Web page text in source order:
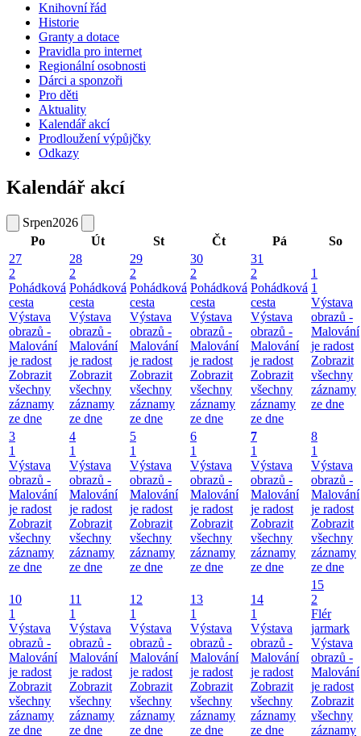
Knihovní řád
Historie
Granty a dotace
Pravidla pro internet
Regionální osobnosti
Dárci a sponzoři
Pro děti
Aktuality
Kalendář akcí
Prodloužení výpůjčky
Odkazy
Kalendář akcí
Srpen2026
Po
Út St Čt Pá
So
27
2
Pohádková
cesta
Výstava
obrazů -
Malování
je radost
Zobrazit
všechny
záznamy
ze dne
28
2
Pohádková
cesta
Výstava
obrazů -
Malování
je radost
Zobrazit
všechny
záznamy
ze dne
29
2
Pohádková
cesta
Výstava
obrazů -
Malování
je radost
Zobrazit
všechny
záznamy
ze dne
30
2
Pohádková
cesta
Výstava
obrazů -
Malování
je radost
Zobrazit
všechny
záznamy
ze dne
31
2
Pohádková
cesta
Výstava
obrazů -
Malování
je radost
Zobrazit
všechny
záznamy
ze dne
1
1
Výstava
obrazů -
Malování
je radost
Zobrazit
všechny
záznamy
ze dne
3
1
Výstava
obrazů -
Malování
je radost
Zobrazit
všechny
záznamy
ze dne
4
1
Výstava
obrazů -
Malování
je radost
Zobrazit
všechny
záznamy
ze dne
5
1
Výstava
obrazů -
Malování
je radost
Zobrazit
všechny
záznamy
ze dne
6
1
Výstava
obrazů -
Malování
je radost
Zobrazit
všechny
záznamy
ze dne
7
1
Výstava
obrazů -
Malování
je radost
Zobrazit
všechny
záznamy
ze dne
8
1
Výstava
obrazů -
Malování
je radost
Zobrazit
všechny
záznamy
ze dne
10
1
Výstava
obrazů -
Malování
je radost
Zobrazit
všechny
záznamy
ze dne
11
1
Výstava
obrazů -
Malování
je radost
Zobrazit
všechny
záznamy
ze dne
12
1
Výstava
obrazů -
Malování
je radost
Zobrazit
všechny
záznamy
ze dne
13
1
Výstava
obrazů -
Malování
je radost
Zobrazit
všechny
záznamy
ze dne
14
1
Výstava
obrazů -
Malování
je radost
Zobrazit
všechny
záznamy
ze dne
15
2
Flér
jarmark
Výstava
obrazů -
Malování
je radost
Zobrazit
všechny
záznamy